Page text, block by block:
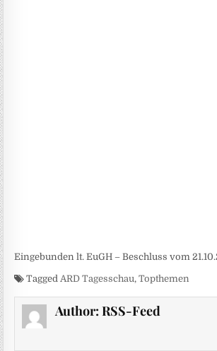
Eingebunden lt. EuGH – Beschluss vom
Tagged ARD Tagesschau,Topthemen
Author: RSS-Feed